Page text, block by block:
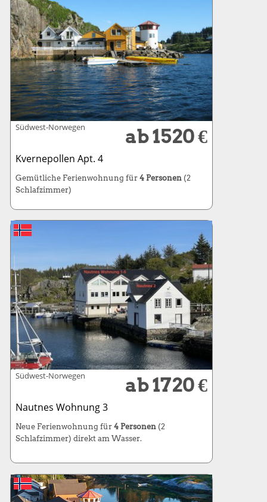
Südwest-Norwegen ab 1520 €
Kvernepollen Apt. 4
Gemütliche Ferienwohnung für 4 Personen (2
Schlafzimmer)
Südwest-Norwegen ab 1720 €
Nautnes Wohnung 3
Neue Ferienwohnung für 4 Personen(2
Schlafzimmer) direkt am Wasser.